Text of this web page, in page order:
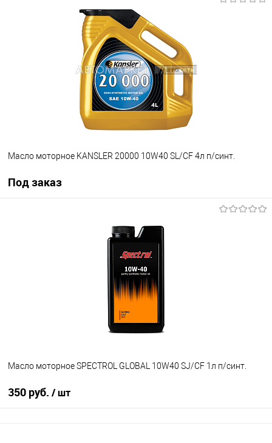
Под заказ
Под заказ
Масло моторное KANSLER 20000 10W40 SL/CF 4л п/синт.
Под заказ
Масло моторное SPECTROL GLOBAL 10W40 SJ/CF 1л п/синт.
350 руб. / шт